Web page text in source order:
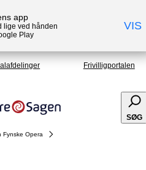
app
lige ved hånden
Play
VIS
Frivilligportalen
SØG
Fynske Opera